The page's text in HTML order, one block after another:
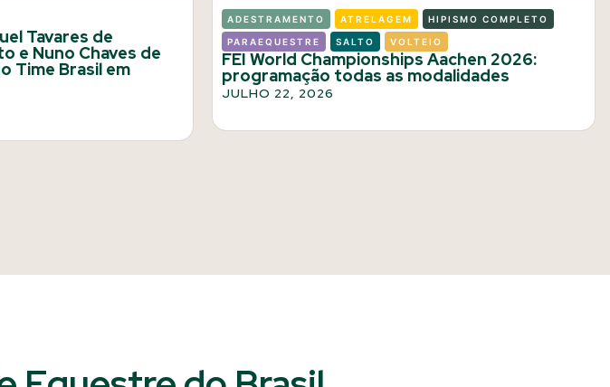
Tavares de
e Nuno Chaves de
Time Brasil em
ADESTRAMENTO ATRELAGEM HIPISMO COMPLETO
PARAEQUESTRE SALTO VOLTEIO
FEI World Championships Aachen 2026:
programação todas as modalidades
JULHO 22, 2026